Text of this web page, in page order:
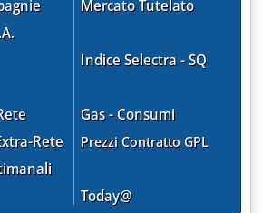
dal ‘68'
Rete
Mercato Tutelato
Indice Selectra - SQ
Gas - Consumi
Prezzi Contratto GPL
Today@